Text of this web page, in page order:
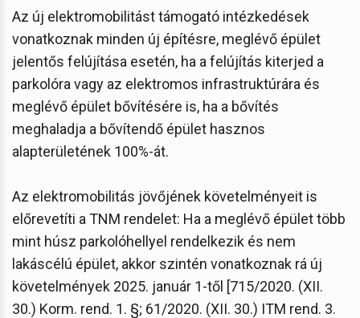
Az új elektromobilitást támogató intézkedések
vonatkoznak minden új építésre, meglévő épület
jelentős felújítása esetén, ha a felújítás kiterjed a
parkolóra vagy az elektromos infrastruktúrára és
meglévő épület bővítésére is, ha a bővítés
meghaladja a bővítendő épület hasznos
alapterületének 100%-át.
Az elektromobilitás jövőjének követelményeit is
előrevetíti a TNM rendelet: Ha a meglévő épület több
mint húsz parkolóhellyel rendelkezik és nem
lakáscélú épület, akkor szintén vonatkoznak rá új
követelmények 2025. január 1-től [715/2020. (XII.
30.) Korm. rend. 1. §; 61/2020. (XII. 30.) ITM rend. 3.